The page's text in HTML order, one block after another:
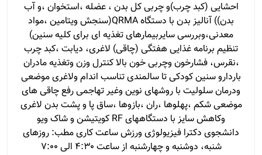
احشایی (کبد چرب)و چربی کل بدن ، عضله ،استخوان ،و آب
بدن)) آنالیز بدن با دستگاه QRMA(سنجش ویتامین ،مواد
معدنی،وبررسی سایربیمارهای تغذیه ای برای کلیه سنین)
تنظیم برنامه غذایی هفتگی (چاقی) لاغری، دیابت ،کبد چرب
،نقرس، فشارخون وچربی خون بالا کنترل وزن وتغذیه مادران
باردارو سنین کودکی تا سالمندی تناسب اندام ولاغری موضعی
ودرمان سلولیت با روشهای نوین وغیر تهاجمی رفع چاقی های
موضعی شکم ،پهلوها ،ران ،بازوها ،ساق پا و پشت بدن لاغری
وکاهش سایز با دستگاههای RF کویتیشن و شاک ویو
دانشجوی دکترا فیزیولوژی ورزش ساعت کاری مطب: روزهای
شنبه، دوشنبه و چهارشنبه از ساعت ۴:۳۰ الی ۷:۰۰